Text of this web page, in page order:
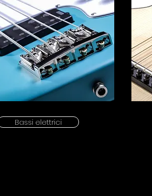
Bassi elettrici